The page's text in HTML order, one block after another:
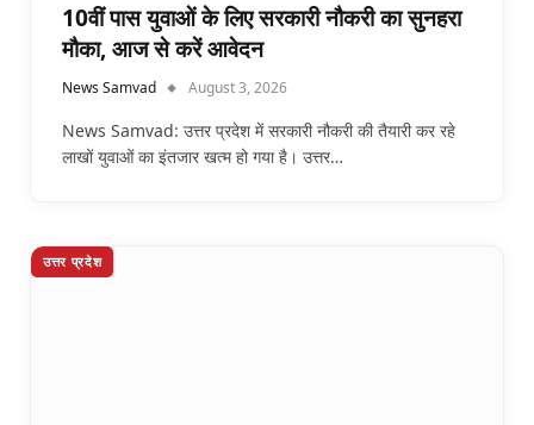
10वीं पास युवाओं के लिए सरकारी नौकरी का सुनहरा
मौका, आज से करें आवेदन
News Samvad August 3, 2026
News Samvad: उत्तर प्रदेश में सरकारी नौकरी की तैयारी कर रहे
लाखों युवाओं का इंतजार खत्म हो गया है। उत्तर…
उत्तर प्रदेश